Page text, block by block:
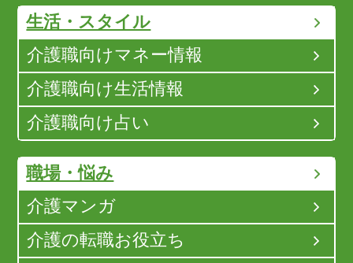
生活・スタイル
介護職向けマネー情報
介護職向け生活情報
介護職向け占い
職場・悩み
介護マンガ
介護の転職お役立ち